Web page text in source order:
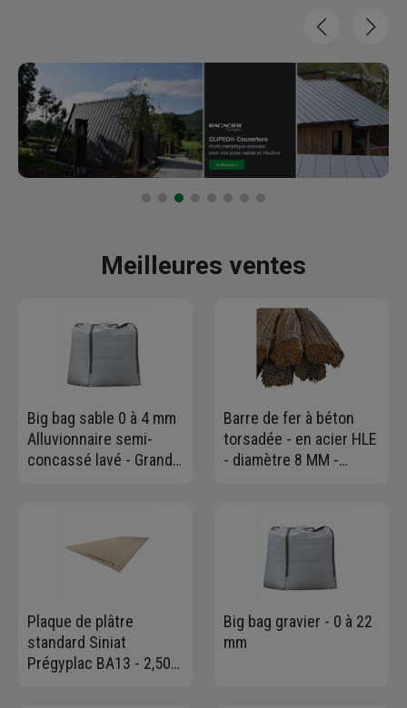
Meilleures ventes
Big bag sable 0 à 4 mm
Alluvionnaire semi-
concassé lavé - Grand :
Barre de fer à béton
torsadée - en acier HLE
- diamètre 8 MM -
Plaque de plâtre
standard Siniat
Prégyplac BA13 - 2,50
Big bag gravier - 0 à 22
mm